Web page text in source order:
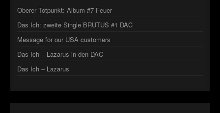
Oberer Totpunkt: Album #7 Feuer
Das Ich: zweite Single BRUTUS #1 DAC
Message for our USA customers
Das Ich – Lazarus in den DAC
Das Ich – Lazarus